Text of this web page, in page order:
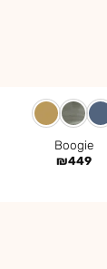
Boogie
₪449